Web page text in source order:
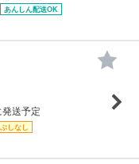
あんしん配送OK
送予定
しなし